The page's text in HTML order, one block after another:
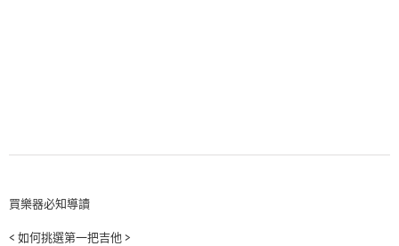
買樂器必知導讀
< 如何挑選第一把吉他 >